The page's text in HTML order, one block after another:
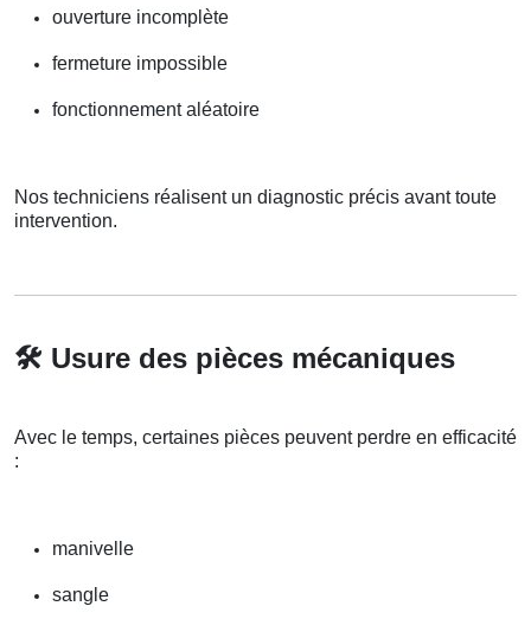
ouverture incomplète
fermeture impossible
fonctionnement aléatoire
Nos techniciens réalisent un diagnostic précis avant toute
intervention.
🛠️ Usure des pièces mécaniques
Avec le temps, certaines pièces peuvent perdre en efficacité
:
manivelle
sangle